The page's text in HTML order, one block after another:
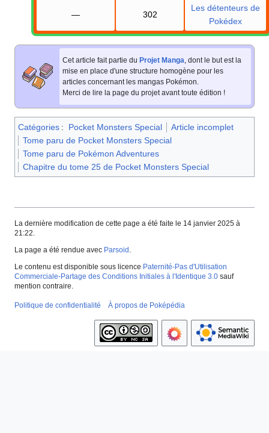
— 302
Les détenteurs de
Pokédex
Cet article fait partie du Projet Manga , dont le but est la
mise en place d'une structure homogène pour les
articles concernant les mangas Pokémon.
Merci de lire la page du projet avant toute édition !
Catégories : Pocket Monsters Special
Article incomplet
Tome paru de Pocket Monsters Special
Tome paru de Pokémon Adventures
Chapitre du tome 25 de Pocket Monsters Special
La dernière modification de cette page a été faite le 14 janvier 2025 à
21:22.
La page a été rendue avec Parsoid
Le contenu est disponible sous licence Paternité-Pas d'Utilisation
Commerciale-Partage des Conditions Initiales à l'Identique 3.0 sauf
mention contraire.
Politique de confidentialité À propos de Poképédia